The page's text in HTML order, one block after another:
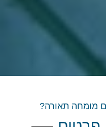
מומחה תאורה?